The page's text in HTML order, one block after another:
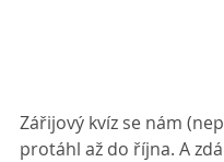
Zářijový kvíz se nám
protáhl až do října. A